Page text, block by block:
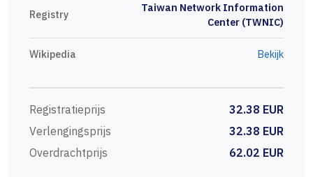
Registry
Taiwan Network Information
Center (TWNIC)
Wikipedia Bekijk
Registratieprijs
32.38 EUR
Verlengingsprijs
32.38 EUR
Overdrachtprijs
62.02 EUR